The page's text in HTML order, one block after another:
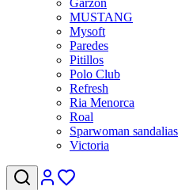
Garzón
MUSTANG
Mysoft
Paredes
Pitillos
Polo Club
Refresh
Ria Menorca
Roal
Sparwoman sandalias
Victoria